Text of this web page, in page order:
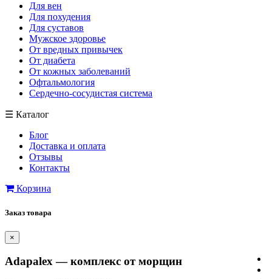
Для вен
Для похудения
Для суставов
Мужское здоровье
От вредных привычек
От диабета
От кожных заболеваний
Офтальмология
Сердечно-сосудистая система
☰ Каталог
Блог
Доставка и оплата
Отзывы
Контакты
Корзина
Заказ товара
×
Adapalex — комплекс от морщин